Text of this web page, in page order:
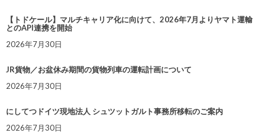
【トドケール】マルチキャリア化に向けて、2026年7月よりヤマト運輸
とのAPI連携を開始
2026年7月30日
JR貨物／お盆休み期間の貨物列車の運転計画について
2026年7月30日
にしてつドイツ現地法人 シュツットガルト事務所移転のご案内
2026年7月30日